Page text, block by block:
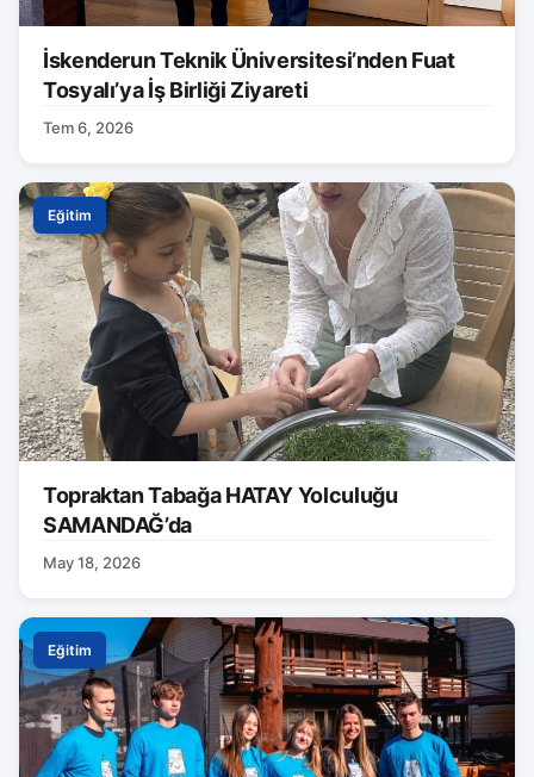
İskenderun Teknik Üniversitesi’nden Fuat
Tosyalı’ya İş Birliği Ziyareti
Tem 6, 2026
Eğitim
Topraktan Tabağa HATAY Yolculuğu
SAMANDAĞ’da
May 18, 2026
Eğitim